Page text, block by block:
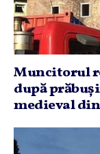
Muncitorul
după
medieval